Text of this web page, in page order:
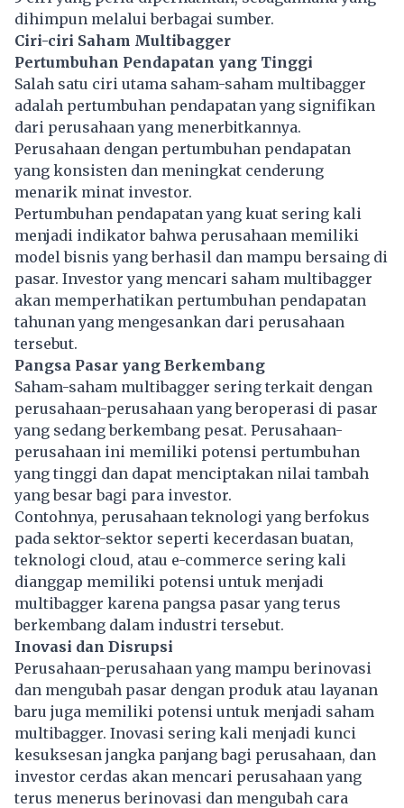
dihimpun melalui berbagai sumber.
Ciri-ciri Saham Multibagger
Pertumbuhan Pendapatan yang Tinggi
Salah satu ciri utama saham-saham multibagger
adalah pertumbuhan pendapatan yang signifikan
dari perusahaan yang menerbitkannya.
Perusahaan dengan pertumbuhan pendapatan
yang konsisten dan meningkat cenderung
menarik minat investor.
Pertumbuhan pendapatan yang kuat sering kali
menjadi indikator bahwa perusahaan memiliki
model bisnis yang berhasil dan mampu bersaing di
pasar. Investor yang mencari saham multibagger
akan memperhatikan pertumbuhan pendapatan
tahunan yang mengesankan dari perusahaan
tersebut.
Pangsa Pasar yang Berkembang
Saham-saham multibagger sering terkait dengan
perusahaan-perusahaan yang beroperasi di pasar
yang sedang berkembang pesat. Perusahaan-
perusahaan ini memiliki potensi pertumbuhan
yang tinggi dan dapat menciptakan nilai tambah
yang besar bagi para investor.
Contohnya, perusahaan teknologi yang berfokus
pada sektor-sektor seperti kecerdasan buatan,
teknologi cloud, atau e-commerce sering kali
dianggap memiliki potensi untuk menjadi
multibagger karena pangsa pasar yang terus
berkembang dalam industri tersebut.
Inovasi dan Disrupsi
Perusahaan-perusahaan yang mampu berinovasi
dan mengubah pasar dengan produk atau layanan
baru juga memiliki potensi untuk menjadi saham
multibagger. Inovasi sering kali menjadi kunci
kesuksesan jangka panjang bagi perusahaan, dan
investor cerdas akan mencari perusahaan yang
terus menerus berinovasi dan mengubah cara